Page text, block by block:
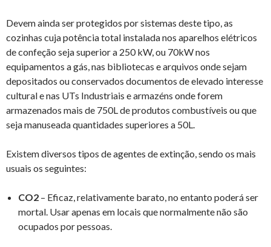
Devem ainda ser protegidos por sistemas deste tipo, as
cozinhas cuja potência total instalada nos aparelhos elétricos
de confeção seja superior a 250 kW, ou 70kW nos
equipamentos a gás, nas bibliotecas e arquivos onde sejam
depositados ou conservados documentos de elevado interesse
cultural e nas UTs Industriais e armazéns onde forem
armazenados mais de 750L de produtos combustíveis ou que
seja manuseada quantidades superiores a 50L.
Existem diversos tipos de agentes de extinção, sendo os mais
usuais os seguintes:
CO2 – Eficaz, relativamente barato, no entanto poderá ser
mortal. Usar apenas em locais que normalmente não são
ocupados por pessoas.